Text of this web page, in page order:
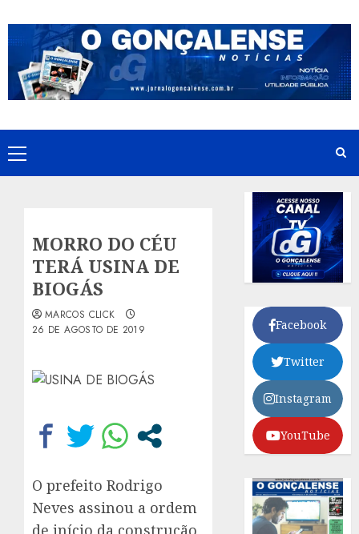
to
content
Primary
Menu
MORRO DO CÉU
TERÁ USINA DE
BIOGÁS
MARCOS CLICK
26 DE AGOSTO DE 2019
O prefeito Rodrigo
Neves assinou a ordem
Facebook
Twitter
Instagram
YouTube